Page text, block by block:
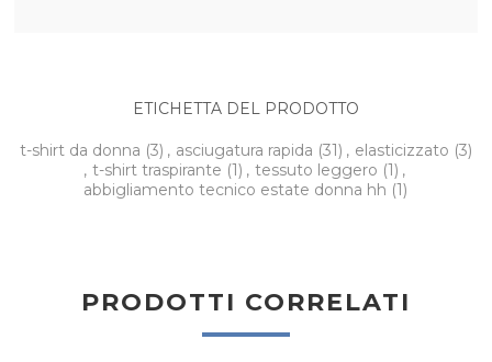
ETICHETTA DEL PRODOTTO
t-shirt da donna (3) , asciugatura rapida (31) , elasticizzato (3)
, t-shirt traspirante (1) , tessuto leggero (1) ,
abbigliamento tecnico estate donna hh (1)
PRODOTTI CORRELATI